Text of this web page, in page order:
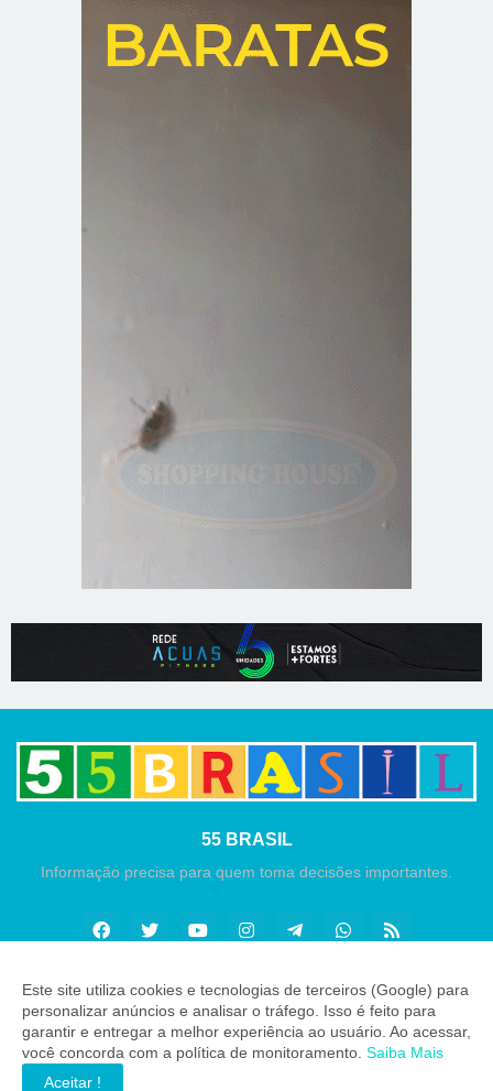
55 BRASIL
Informação precisa para quem toma decisões importantes.
Copyright ©202655 Brasil
INÍCIO SOBRE CONTATO LGPD
EXPEDIENTE
EDITORIAL
Este site utiliza cookies e tecnologias de terceiros (Google) para
personalizar anúncios e analisar o tráfego. Isso é feito para
garantir e entregar a melhor experiência ao usuário. Ao acessar,
você concorda com a política de monitoramento. Saiba Mais
Aceitar !